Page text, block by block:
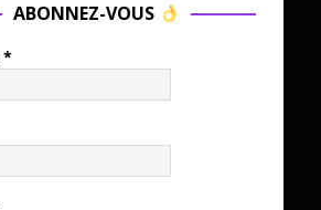
ABONNEZ-VOUS
*